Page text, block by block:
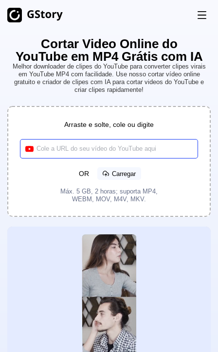
Geração de IA
Gerador de imagens de IA Ilimitado
Gerador de vídeo de IA
Kits de ferramentas de vídeo
Tradutor de vídeo
Criador de clipes de IA
Removedor de fundo de vídeo
Removedor de marca d'água de vídeo
Kits de ferramentas para fotos
Removedor de fundo de fotos
Removedor de marca d'água de fotos Ilimitado
Ilimitado
Gerador Automático de Legendas
Preços
Créditos grátis
História
Cortar Video Online do
YouTube em MP4 Grátis com IA
Melhor downloader de clipes do YouTube para converter clipes virais
em YouTube MP4 com facilidade. Use nosso cortar vídeo online
gratuito e criador de clipes com IA para cortar videos do YouTube e
criar clipes rapidamente!
Arraste e solte, cole ou digite
OR Carregar
Máx. 5 GB, 2 horas; suporta MP4,
WEBM, MOV, M4V, MKV.